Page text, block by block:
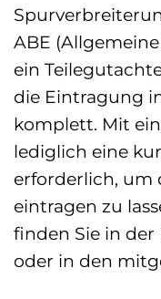
ABE
ein
die Eintragung
komplett. Mit
lediglich eine
erforderlich, um
eintragen zu
finden Sie in
oder in den